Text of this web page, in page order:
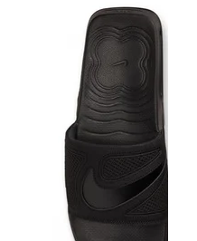
■底材(ソール)：合成底
■生産国：ベトナム
■2023 Summer モデル
※ブランドやシリーズによっては
ことがあります。あくまで目安と
※こちらの商品は店頭と在庫を共
破損や試着による若干の汚損が
外、上記の理由による返品交換は
けますようよろしくお願いします。